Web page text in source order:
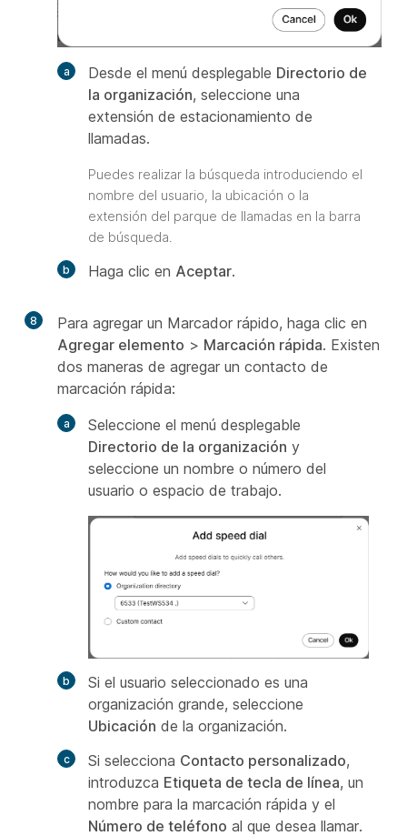
Desde el menú desplegable Directorio de
la organización, seleccione una
extensión de estacionamiento de
llamadas.
Puedes realizar la búsqueda introduciendo el
nombre del usuario, la ubicación o la
extensión del parque de llamadas en la barra
de búsqueda.
Haga clic en Aceptar.
8
Para agregar un Marcador rápido, haga clic en
Agregar elemento > Marcación rápida. Existen
dos maneras de agregar un contacto de
marcación rápida:
Seleccione el menú desplegable
Directorio de la organización y
seleccione un nombre o número del
usuario o espacio de trabajo.
Si el usuario seleccionado es una
organización grande, seleccione
Ubicación de la organización.
Si selecciona Contacto personalizado,
introduzca Etiqueta de tecla de línea, un
nombre para la marcación rápida y el
Número de teléfono al que desea llamar.